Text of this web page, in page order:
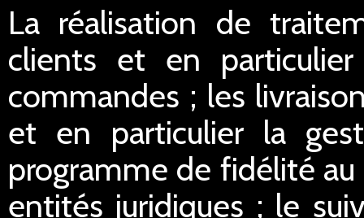
La réalisation de
clients et en
commandes ; les
et en particulier la
programme de fidélité
entités juridiques ; le